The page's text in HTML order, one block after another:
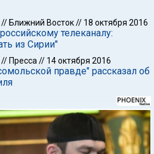
// Ближний Восток// 18 октября 2016
телеканалу:
из Сирии"
// Пресса // 14 октября 2016
правде" рассказал об